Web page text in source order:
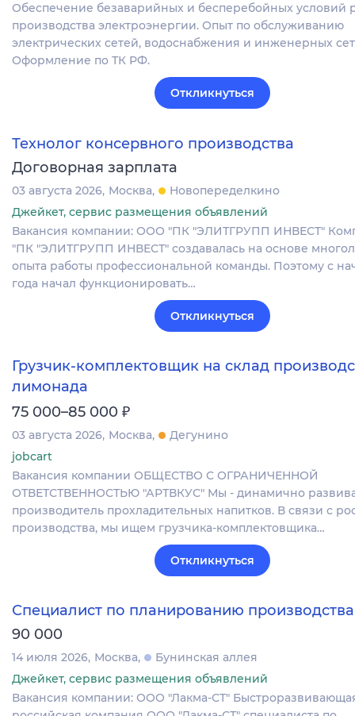
Обеспечение безаварийных и бесперебойных условий
производства электроэнергии. Опыт по обслуживанию
электрических сетей, водоснабжения и инженерных
Оформление по ТК РФ.
Откликнуться
Технолог консервного производства
Договорная зарплата
03 августа 2026 Москва
Новопеределкино
Джейкет, сервис размещения объявлений
Вакансия компании: ООО "ПК "ЭЛИТГРУПП ИНВЕСТ"
"ПК "ЭЛИТГРУПП ИНВЕСТ" создавалась на основе
опыта работы профессиональной команды. Поэтому с
года начал функционировать…
Откликнуться
Грузчик-комплектовщик на склад
лимонада
75 000–85 000 ₽
03 августа 2026 Москва
Дегунино
jobcart
Вакансия компании ОБЩЕСТВО С ОГРАНИЧЕННОЙ
ОТВЕТСТВЕННОСТЬЮ "АРТВКУС" Мы - динамично
производитель прохладительных напитков. В связи с
производства, мы ищем грузчика-комплектовщика…
Откликнуться
Специалист по планированию производства
90 000
14 июля 2026 Москва
Бунинская аллея
Джейкет, сервис размещения объявлений
Вакансия компании: ООО "Лакма-СТ"